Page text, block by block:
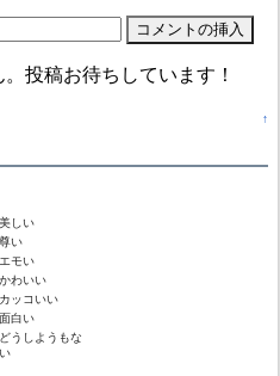
投稿お待ちしています！
↑
美しい
尊い
エモい
かわいい
カッコいい
面白い
どうしようもな
い